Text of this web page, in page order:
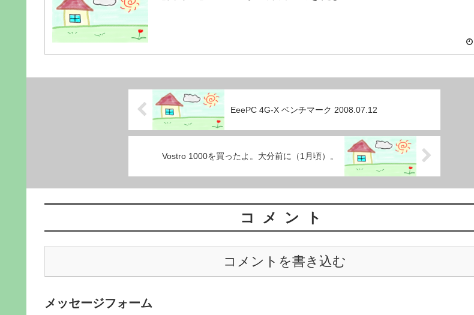
EeePC 4G-X ベンチマーク 2008.07.12
Vostro 1000を買ったよ。大分前に（1月頃）。
コメント
コメントを書き込む
メッセージフォーム